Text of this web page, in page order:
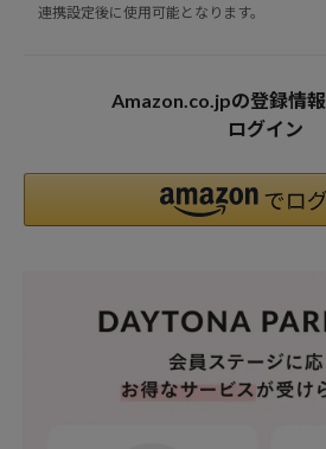
連携設定後に使用可能となります。
Amazon.co.jpの登録情
ログイン